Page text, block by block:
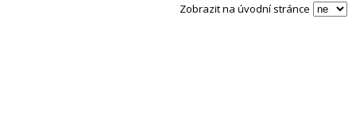
Zobrazit na úvodní stránce